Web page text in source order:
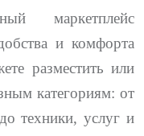
маркетплейс
и комфорта
разместить или
категориям: от
техники, услуг и